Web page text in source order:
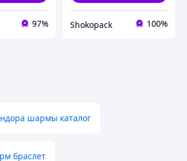
97% Shokopack 100%
шармы каталог
браслет